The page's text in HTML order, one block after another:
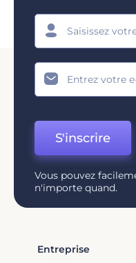
S'inscrire
Vous pouvez
n'importe quand.
Entreprise